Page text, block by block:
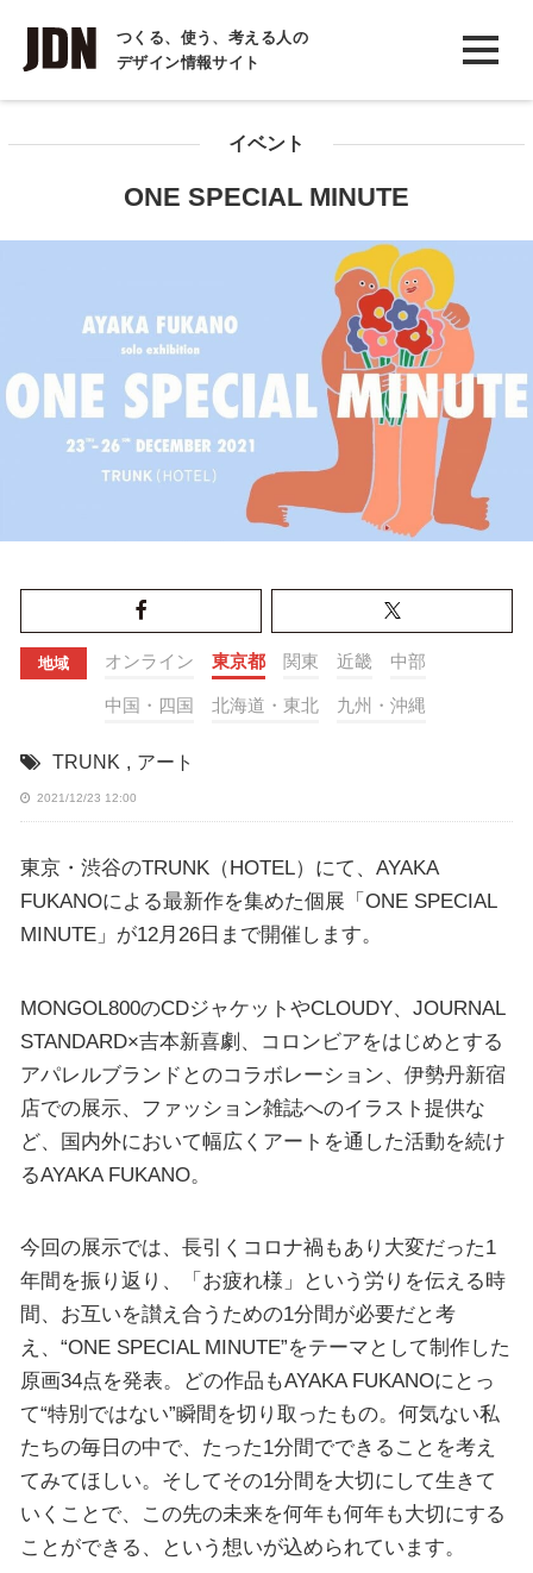
つくる、使う、考える人の
デザイン情報サイト
INTERVIEW
インタビュー
イベント
ONE SPECIAL MINUTE
地域 オンライン 東京都 関東 近畿 中部
中国・四国 北海道・東北 九州・沖縄
TRUNK , アート
2021/12/23 12:00
東京・渋谷のTRUNK（HOTEL）にて、AYAKA
FUKANOによる最新作を集めた個展「ONE SPECIAL
MINUTE」が12月26日まで開催します。
MONGOL800のCDジャケットやCLOUDY、JOURNAL
STANDARD×吉本新喜劇、コロンビアをはじめとする
アパレルブランドとのコラボレーション、伊勢丹新宿
店での展示、ファッション雑誌へのイラスト提供な
ど、国内外において幅広くアートを通した活動を続け
るAYAKA FUKANO。
今回の展示では、長引くコロナ禍もあり大変だった1
年間を振り返り、「お疲れ様」という労りを伝える時
間、お互いを讃え合うための1分間が必要だと考
え、“ONE SPECIAL MINUTE”をテーマとして制作した
原画34点を発表。どの作品もAYAKA FUKANOにとっ
て“特別ではない”瞬間を切り取ったもの。何気ない私
たちの毎日の中で、たった1分間でできることを考え
てみてほしい。そしてその1分間を大切にして生きて
いくことで、この先の未来を何年も何年も大切にする
ことができる、という想いが込められています。